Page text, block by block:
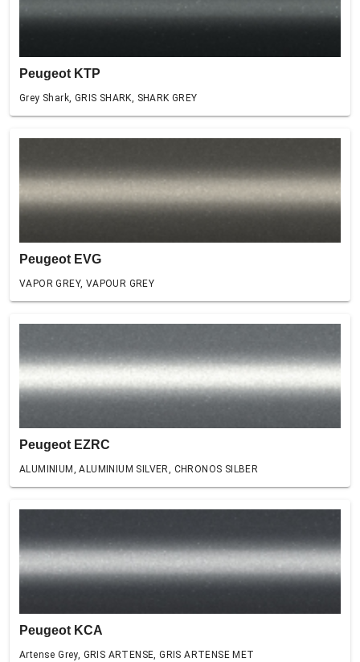
Peugeot KTP
Grey Shark, GRIS SHARK, SHARK GREY
Peugeot EVG
VAPOR GREY, VAPOUR GREY
Peugeot EZRC
ALUMINIUM, ALUMINIUM SILVER, CHRONOS SILBER
Peugeot KCA
Artense Grey, GRIS ARTENSE, GRIS ARTENSE MET